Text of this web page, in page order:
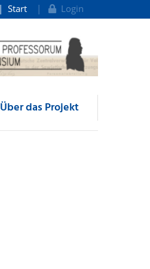
Start Login
Über das Projekt